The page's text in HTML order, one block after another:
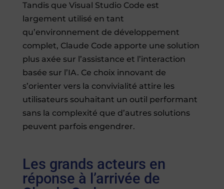
Tandis que Visual Studio Code est
largement utilisé en tant
qu’environnement de développement
complet, Claude Code apporte une solution
plus axée sur l’assistance et l’interaction
basée sur l’IA. Ce choix innovant de
s’orienter vers la convivialité attire les
utilisateurs souhaitant un outil performant
sans la complexité que d’autres solutions
peuvent parfois engendrer.
Les grands acteurs en
réponse à l’arrivée de